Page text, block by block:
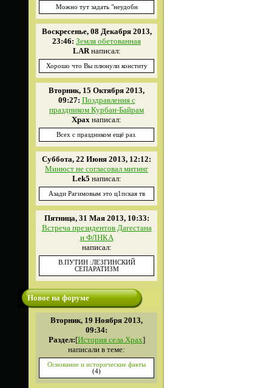
Можно тут задать "неудобн
Воскресенье, 08 Декабря 2013,
23:46: Земля обетованная
LARнаписал:
Хорошо что Вы плюнули конститу
Вторник, 15 Октября 2013,
09:27: Поздравления с
праздником Курбан-Байрам
Xpax написал:
Всех с праздником ещё раз.
Суббота, 22 Июня 2013, 12:12:
Минюст не согласовал митинг
Lek5 написал:
Азади Рагимовым это ц1пская тв
Пятница, 31 Мая 2013, 10:33:
Встреча президентов Дагестана
и ФЛНКА
написал:
В.ПУТИН :ЛЕЗГИНСКИЙ
СЕПАРАТИЗМ
Новое на форуме
Вторник, 19 Ноября 2013,
09:34:
Раздел:[История села Храх]
написали в теме:
Основание и исторические факты
(4)